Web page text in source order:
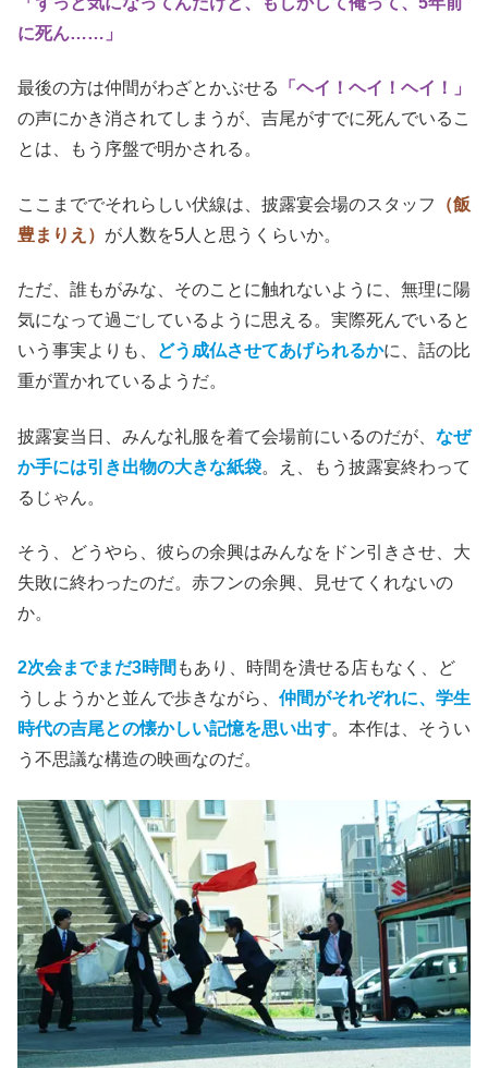
に死ん……」
最後の方は仲間がわざとかぶせる
「ヘイ！ヘイ！ヘイ！」
の声にかき消されてしまうが、吉尾がすでに死んでいるこ
とは、もう序盤で明かされる。
ここまででそれらしい伏線は、披露宴会場のスタッフ
（飯
豊まりえ） が人数を5人と思うくらいか。
ただ、誰もがみな、そのことに触れないように、無理に陽
気になって過ごしているように思える。実際死んでいると
いう事実よりも、
どう成仏させてあげられるかに、話の比
重が置かれているようだ。
披露宴当日、みんな礼服を着て会場前にいるのだが、 なぜ
か手には引き出物の大きな紙袋。え、もう披露宴終わって
るじゃん。
そう、どうやら、彼らの余興はみんなをドン引きさせ、大
失敗に終わったのだ。赤フンの余興、見せてくれないの
か。
2次会までまだ3時間 もあり、時間を潰せる店もなく、ど
うしようかと並んで歩きながら、 仲間がそれぞれに、学生
時代の吉尾との懐かしい記憶を思い出す。本作は、そうい
う不思議な構造の映画なのだ。